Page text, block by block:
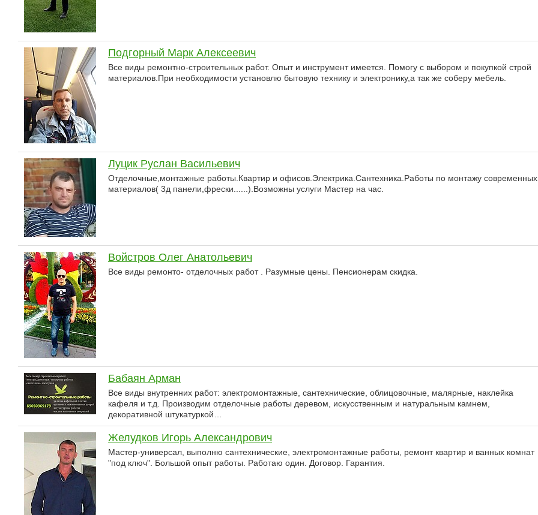
Подгорный Марк Алексеевич
Все виды ремонтно-строительных работ. Опыт и инструмент имеется. Помогу с выбором и покупкой строй
материалов.При необходимости установлю бытовую технику и электронику,а так же соберу мебель.
Луцик Руслан Васильевич
Отделочные,монтажные работы.Квартир и офисов.Электрика.Сантехника.Работы по монтажу современных
материалов( 3д панели,фрески......).Возможны услуги Мастер на час.
Войстров Олег Анатольевич
Все виды ремонто- отделочных работ . Разумные цены. Пенсионерам скидка.
Бабаян Арман
Все виды внутренних работ: электромонтажные, сантехнические, облицовочные, малярные, наклейка
кафеля и т.д. Производим отделочные работы деревом, искусственным и натуральным камнем,
декоративной штукатуркой…
Желудков Игорь Александрович
Мастер-универсал, выполню сантехнические, электромонтажные работы, ремонт квартир и ванных комнат
"под ключ". Большой опыт работы. Работаю один. Договор. Гарантия.